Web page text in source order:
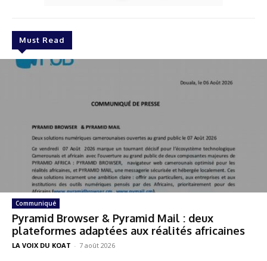
Must Read
Communiqué
Pyramid Browser & Pyramid Mail : deux
plateformes adaptées aux réalités africaines
LA VOIX DU KOAT - 7 août 2026